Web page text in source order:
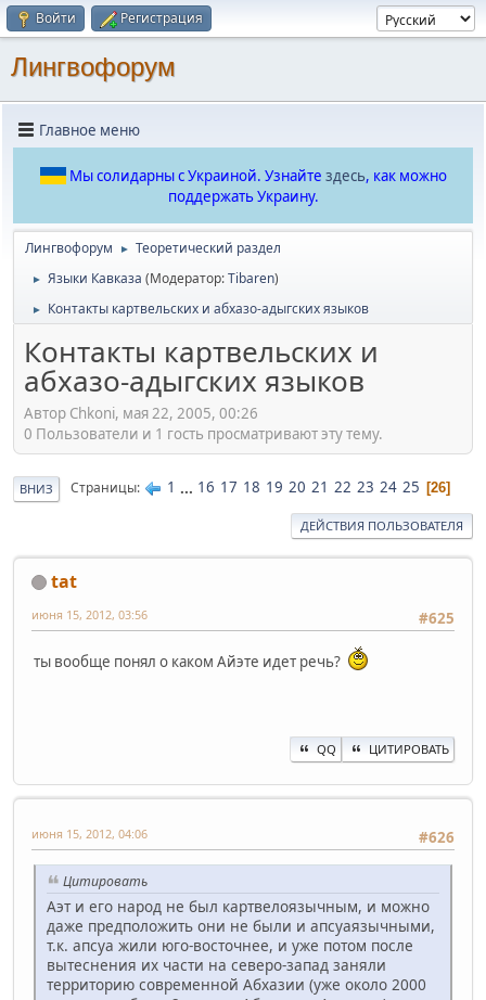
Войти Регистрация
Лингвофорум
Главное меню
Мы солидарны с Украиной. Узнайте здесь, как можно
поддержать Украину.
Лингвофорум ► Теоретический раздел
► Языки Кавказа (Модератор:Tibaren)
► Контакты картвельских и абхазо-адыгских языков
Контакты картвельских и
абхазо-адыгских языков
Автор Chkoni, мая 22, 2005, 00:26
0 Пользователи и 1 гость просматривают эту тему.
ВНИЗ Страницы 1 ... 16 17 18 19 20 21 22 23 24 25 26
ДЕЙСТВИЯ ПОЛЬЗОВАТЕЛЯ
tat
#625
июня 15, 2012, 03:56
ты вообще понял о каком Айэте идет речь?
QQ ЦИТИРОВАТЬ
#626
июня 15, 2012, 04:06
Цитировать
Аэт и его народ не был картвелоязычным, и можно
даже предположить они не были и апсуаязычными,
т.к. апсуа жили юго-восточнее, и уже потом после
вытеснения их части на северо-запад заняли
территорию современной Абхазии (уже около 2000